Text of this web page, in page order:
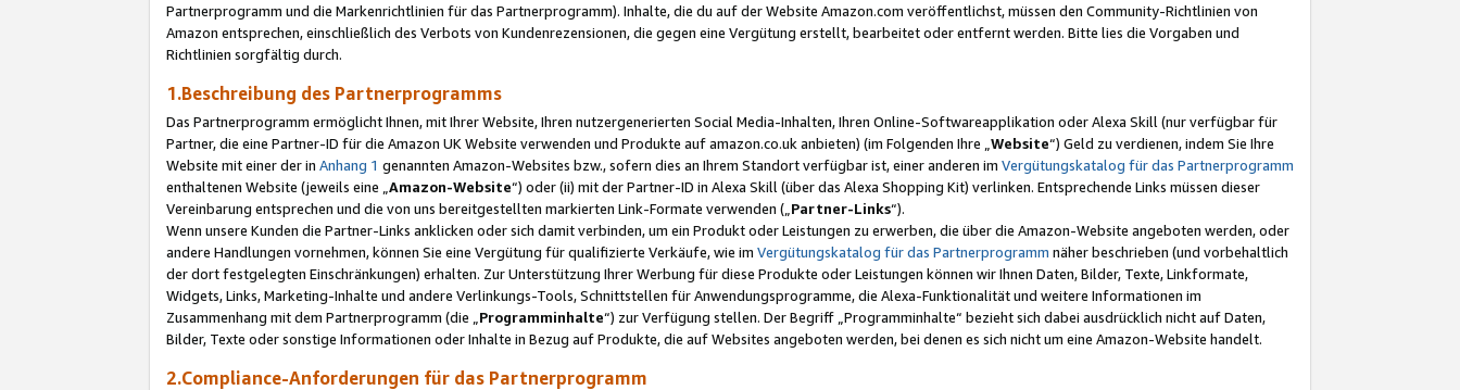
Partnerprogramm und die Markenrichtlinien für das Partnerprogramm). Inhalte, die du auf der Website Amazon.com veröffentlichst, müssen den Community-Richtlinien von
Amazon entsprechen, einschließlich des Verbots von Kundenrezensionen, die gegen eine Vergütung erstellt, bearbeitet oder entfernt werden. Bitte lies die Vorgaben und
Richtlinien sorgfältig durch.
1.Beschreibung des Partnerprogramms
Das Partnerprogramm ermöglicht Ihnen, mit Ihrer Website, Ihren nutzergenerierten Social Media-Inhalten, Ihren Online-Softwareapplikation oder Alexa Skill (nur verfügbar für
Partner, die eine Partner-ID für die Amazon UK Website verwenden und Produkte auf amazon.co.uk anbieten) (im Folgenden Ihre „ Website“) Geld zu verdienen, indem Sie Ihre
Website mit einer der in Anhang 1 genannten Amazon-Websites bzw., sofern dies an Ihrem Standort verfügbar ist, einer anderen im Vergütungskatalog für das Partnerprogramm
enthaltenen Website (jeweils eine „ Amazon-Website“) oder (ii) mit der Partner-ID in Alexa Skill (über das Alexa Shopping Kit) verlinken. Entsprechende Links müssen dieser
Vereinbarung entsprechen und die von uns bereitgestellten markierten Link-Formate verwenden („ Partner-Links“).
Wenn unsere Kunden die Partner-Links anklicken oder sich damit verbinden, um ein Produkt oder Leistungen zu erwerben, die über die Amazon-Website angeboten werden, oder
andere Handlungen vornehmen, können Sie eine Vergütung für qualifizierte Verkäufe, wie im Vergütungskatalog für das Partnerprogramm näher beschrieben (und vorbehaltlich
der dort festgelegten Einschränkungen) erhalten. Zur Unterstützung Ihrer Werbung für diese Produkte oder Leistungen können wir Ihnen Daten, Bilder, Texte, Linkformate,
Widgets, Links, Marketing-Inhalte und andere Verlinkungs-Tools, Schnittstellen für Anwendungsprogramme, die Alexa-Funktionalität und weitere Informationen im
Zusammenhang mit dem Partnerprogramm (die „ Programminhalte“) zur Verfügung stellen. Der Begriff „Programminhalte“ bezieht sich dabei ausdrücklich nicht auf Daten,
Bilder, Texte oder sonstige Informationen oder Inhalte in Bezug auf Produkte, die auf Websites angeboten werden, bei denen es sich nicht um eine Amazon-Website handelt.
2.Compliance-Anforderungen für das Partnerprogramm